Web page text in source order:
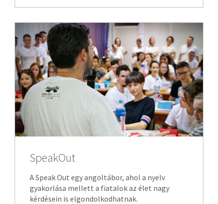
SpeakOut
A Speak Out egy angoltábor, ahol a nyelv
gyakorlása mellett a fiatalok az élet nagy
kérdésein is elgondolkodhatnak.